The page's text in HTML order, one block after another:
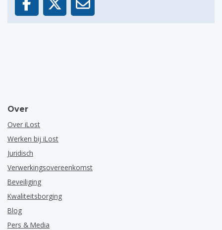
Over
Over iLost
Werken bij iLost
Juridisch
Verwerkingsovereenkomst
Beveiliging
Kwaliteitsborging
Blog
Pers & Media